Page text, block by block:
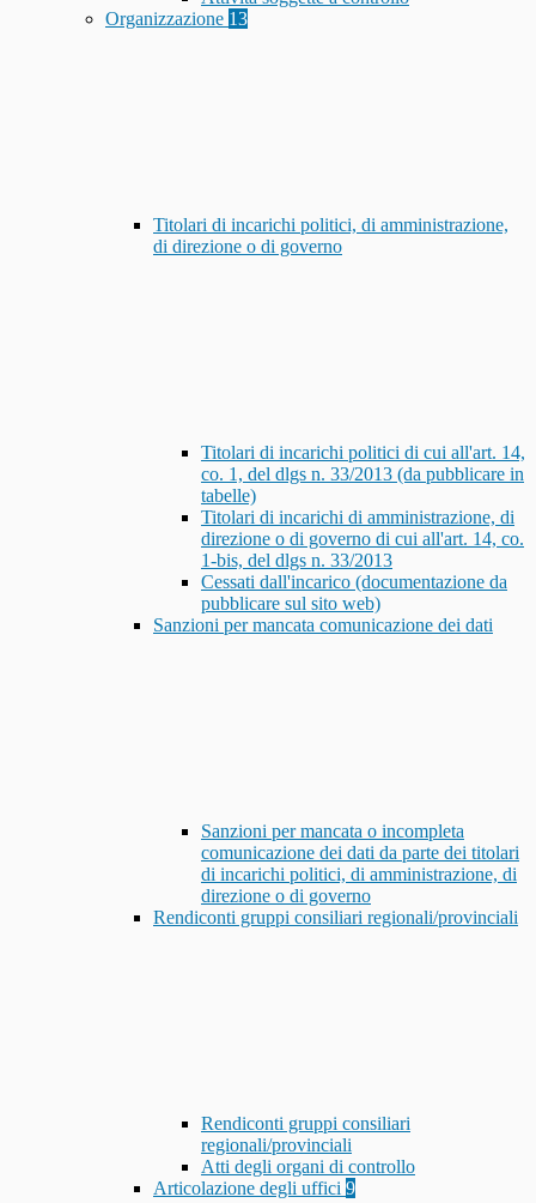
Organizzazione 13
Titolari di incarichi politici, di amministrazione,
di direzione o di governo
Titolari di incarichi politici di cui all'art. 14,
co. 1, del dlgs n. 33/2013 (da pubblicare in
tabelle)
Titolari di incarichi di amministrazione, di
direzione o di governo di cui all'art. 14, co.
1-bis, del dlgs n. 33/2013
Cessati dall'incarico (documentazione da
pubblicare sul sito web)
Sanzioni per mancata comunicazione dei dati
Sanzioni per mancata o incompleta
comunicazione dei dati da parte dei titolari
di incarichi politici, di amministrazione, di
direzione o di governo
Rendiconti gruppi consiliari regionali/provinciali
Rendiconti gruppi consiliari
regionali/provinciali
Atti degli organi di controllo
Articolazione degli uffici 9